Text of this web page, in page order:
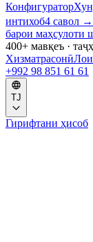
Конфигуратор
интихоб4 савол
барои маҳсулоти
400+ мавқеъ ·
Хизматрасонӣ
+992 98 851 61 61
TJ
Гирифтани ҳисоб